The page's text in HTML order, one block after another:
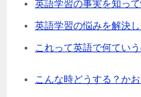
英語学習の事実を知っ
英語学習の悩みを解決
これって英語で何ていう
こんな時どうする？か